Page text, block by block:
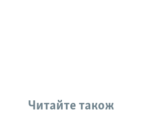
Читайте також